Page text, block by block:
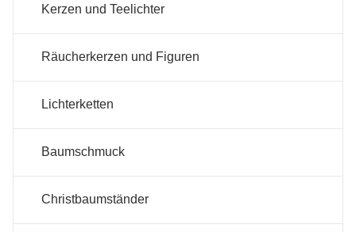
Kerzen und Teelichter
Räucherkerzen und Figuren
Lichterketten
Baumschmuck
Christbaumständer